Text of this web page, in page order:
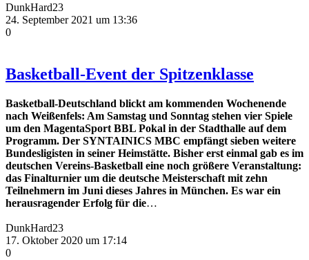
DunkHard23
24. September 2021 um 13:36
0
Basketball-Event der Spitzenklasse
Basketball-Deutschland blickt am kommenden Wochenende
nach Weißenfels: Am Samstag und Sonntag stehen vier Spiele
um den MagentaSport BBL Pokal in der Stadthalle auf dem
Programm. Der SYNTAINICS MBC empfängt sieben weitere
Bundesligisten in seiner Heimstätte. Bisher erst einmal gab es im
deutschen Vereins-Basketball eine noch größere Veranstaltung:
das Finalturnier um die deutsche Meisterschaft mit zehn
Teilnehmern im Juni dieses Jahres in München. Es war ein
herausragender Erfolg für die…
DunkHard23
17. Oktober 2020 um 17:14
0